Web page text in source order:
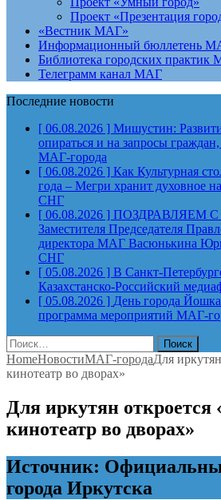
Проект «Презентация
«Вестник МАГ»
Информационный бюллетень
Библиотека городских практик
Телеграмм канал МАГ
Последние новости
[ 06.08.2026 ] Мишустин:
опираться и на запросы
МАГ-города
[ 06.08.2026 ] Как Культурная
года – Мегри хранит духовное
СНГ
[ 06.08.2026 ] ПОЗДРАВЛЯЕМ
Заместителя Председателя
директора МАГ Васюнькина
СНГ
[ 05.08.2026 ] В Санкт-
Казахстанско-Российский
[ 05.08.2026 ] День города
программа мероприятий МАГ-
Найти:
HomeНовостиМАГ-городаДля
кинотеатр во дворах»
Для иркутян откроется
кинотеатр во дворах»
Источник:
города Иркутска